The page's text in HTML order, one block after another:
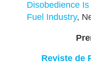
Disobedience
Fuel Industry,
Reviste de